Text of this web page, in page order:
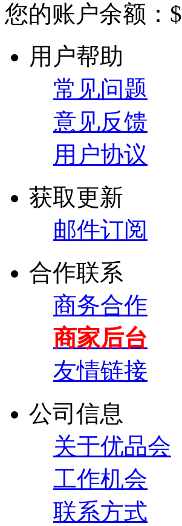
您的账户余额： $
用户帮助
常见问题
意见反馈
用户协议
获取更新
邮件订阅
合作联系
商务合作
商家后台
友情链接
公司信息
关于优品会
工作机会
联系方式